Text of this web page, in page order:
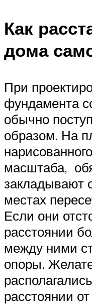
Как
дома
При
фундамента
обычно
образом. На
масштаба,
закладывают
местах
Если они
расстоянии
между ними
опоры.
расстоянии